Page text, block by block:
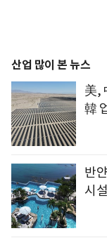
산업 많이 본 뉴스
美,
韓
반
시